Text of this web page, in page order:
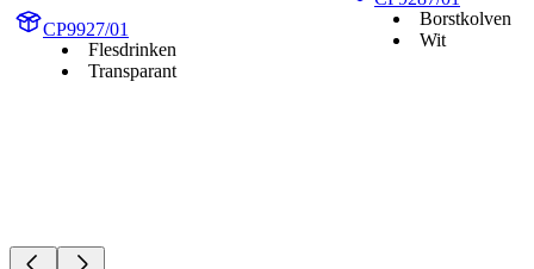
CP9927/01
Flesdrinken
Transparant
Borstkolven
Wit